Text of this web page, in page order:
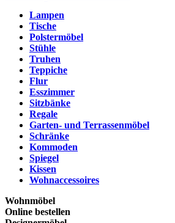
Lampen
Tische
Polstermöbel
Stühle
Truhen
Teppiche
Flur
Esszimmer
Sitzbänke
Regale
Garten- und Terrassenmöbel
Schränke
Kommoden
Spiegel
Kissen
Wohnaccessoires
Wohnmöbel
Online bestellen